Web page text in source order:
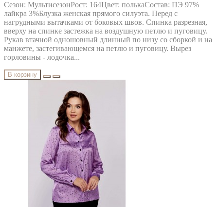
Сезон: МультисезонРост: 164Цвет: полькаСостав: ПЭ 97%
лайкра 3%Блузка женская прямого силуэта. Перед с
нагрудными вытачками от боковых швов. Спинка разрезная,
вверху на спинке застежка на воздушную петлю и пуговицу.
Рукав втачной одношовный длинный по низу со сборкой и на
манжете, застегивающемся на петлю и пуговицу. Вырез
горловины - лодочка...
В корзину